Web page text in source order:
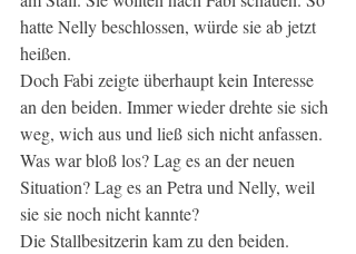
hatte Nelly beschlossen, würde sie ab jetzt
heißen.
Doch Fabi zeigte überhaupt kein Interesse
an den beiden. Immer wieder drehte sie sich
weg, wich aus und ließ sich nicht anfassen.
Was war bloß los? Lag es an der neuen
Situation? Lag es an Petra und Nelly, weil
sie sie noch nicht kannte?
Die Stallbesitzerin kam zu den beiden.